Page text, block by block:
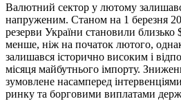
Валютний сектор у лютому
напруженим. Станом на 1 березня
резерви України становили
менше, ніж на початок лютого, однак
залишався історично високим і
місяця майбутнього імпорту.
зумовлене насамперед
ринку та борговими виплатами